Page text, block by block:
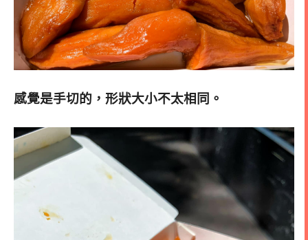
感覺是手切的，形狀大小不太相同。